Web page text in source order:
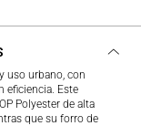
uso urbano, con
eficiencia. Este
Polyester de alta
que su forro de